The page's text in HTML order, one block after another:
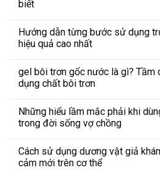
biết
Hướng dẫn từng bước sử dụng
hiệu quả cao nhất
gel bôi trơn gốc nước là gì? Tầm
dụng chất bôi trơn
Những hiểu lầm mắc phải khi
trong đời sống vợ chồng
Cách sử dụng dương vật giả
cảm mới trên cơ thể